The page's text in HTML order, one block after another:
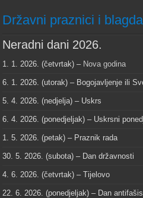
Državni praznici i
Neradni dani 2026.
1. 1. 2026. (četvrtak) – Nova godina
6. 1. 2026. (utorak) – Bogojavljenje ili
5. 4. 2026. (nedjelja) – Uskrs
6. 4. 2026. (ponedjeljak) – Uskrsni
1. 5. 2026. (petak) – Praznik rada
30. 5. 2026. (subota) – Dan državnosti
4. 6. 2026. (četvrtak) – Tijelovo
22. 6. 2026. (ponedjeljak) – Dan